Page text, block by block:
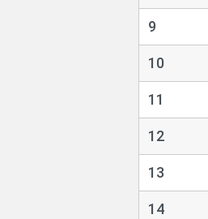
9
10
11
12
13
14